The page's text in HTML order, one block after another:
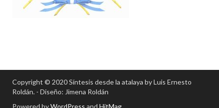
Copyright © 2020 Síntesis desde la atalaya by Luis Ernesto
Roldán. - Diseño: Jimena Roldán
Powered byWordPress and HitMag